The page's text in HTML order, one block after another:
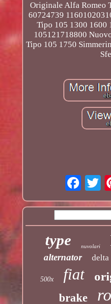
Originale Alfa Romeo
60724739
Tipo 105 1300 1600
105121718800
Tipo 105 1750
type nuvolari
alternator delta
500x fiat
brake